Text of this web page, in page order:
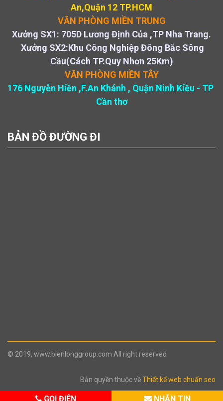
An,Quận 12 TP.HCM
VĂN PHÒNG MIỀN TRUNG
Xưởng SX1: 705D Lương Định Của ,TP Nha Trang.
Xưởng SX2:Khu Công Nghiệp Đông Bắc Sông
Cầu(Cách TP.Quy Nhơn 25Km)
VĂN PHÒNG MIỀN TÂY
176 Nguyễn Hiền ,F.An Khánh , Quận Ninh Kiều - TP
Cần thơ
BẢN ĐỒ ĐƯỜNG ĐI
© 2019, www.bienlonggroup.com All right reserved
Bản quyền thuộc vềThiết kế web chuẩn seo
GỌI ĐIỆN NHẮN TIN